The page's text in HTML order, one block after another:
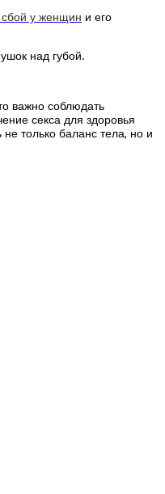
у женщин и его
над губой.
важно соблюдать
секса для здоровья
только баланс тела, но и